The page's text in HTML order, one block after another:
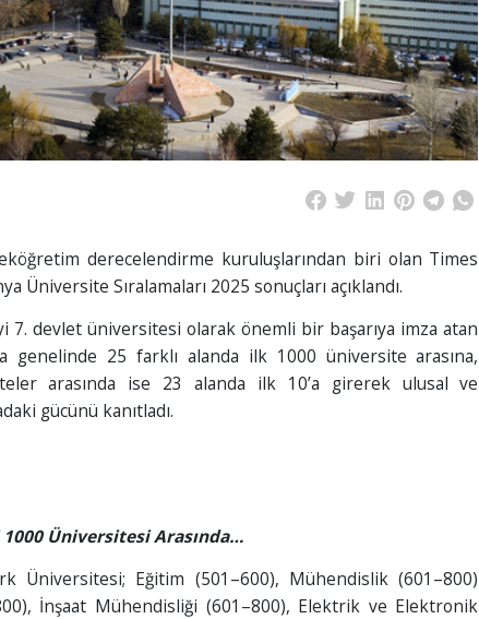
derecelendirme kuruluşlarından biri olan Times
Üniversite Sıralamaları 2025 sonuçları açıklandı.
7. devlet üniversitesi olarak önemli bir başarıya imza atan
genelinde 25 farklı alanda ilk 1000 üniversite arasına,
arasında ise 23 alanda ilk 10’a girerek ulusal ve
gücünü kanıtladı.
Üniversitesi Arasında…
Üniversitesi; Eğitim (501–600), Mühendislik (601–800)
İnşaat Mühendisliği (601–800), Elektrik ve Elektronik